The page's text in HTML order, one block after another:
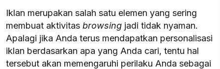
Iklan merupakan salah satu elemen yang sering
membuat aktivitas browsing jadi tidak nyaman.
Apalagi jika Anda terus mendapatkan personalisasi
iklan berdasarkan apa yang Anda cari, tentu hal
tersebut akan memengaruhi perilaku Anda sebagai